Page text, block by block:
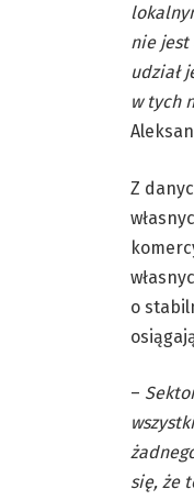
nie jest
udział
w tych
Z
o
–
się, że